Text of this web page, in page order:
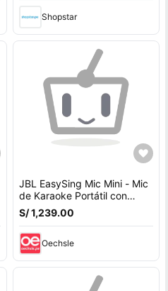
Shopstar
JBL EasySing Mic Mini - Mic
de Karaoke Portátil con
Control de Volumen y
Eliminación de
S/ 1,239.00
Oechsle